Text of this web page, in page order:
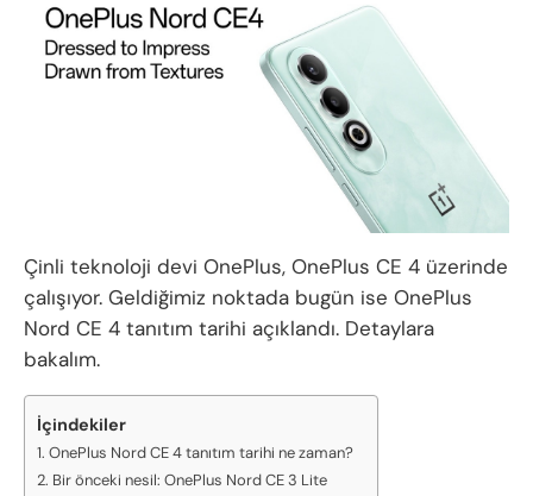
Çinli teknoloji devi OnePlus, OnePlus CE 4 üzerinde
çalışıyor. Geldiğimiz noktada bugün ise OnePlus
Nord CE 4 tanıtım tarihi açıklandı. Detaylara
bakalım.
İçindekiler
OnePlus Nord CE 4 tanıtım tarihi ne zaman?
Bir önceki nesil: OnePlus Nord CE 3 Lite